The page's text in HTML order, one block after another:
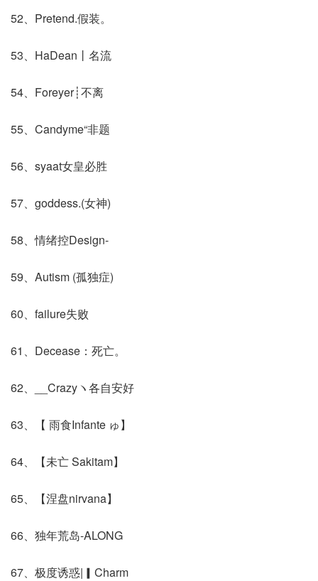
52、Pretend.假装。
53、HaDean丨名流
54、Foreyer┊不离
55、Candyme“非题
56、syaat女皇必胜
57、goddess.(女神)
58、情绪控Design-
59、Autism (孤独症)
60、failure失败
61、Decease：死亡。
62、__Crazyヽ各自安好
63、【 雨食Infante ゅ】
64、【未亡 Sakitam】
65、【涅盘nirvana】
66、独年荒岛-ALONG
67、极度诱惑|▎Charm